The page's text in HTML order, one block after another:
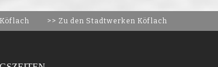
>> Zu den Stadtwerken Köflach